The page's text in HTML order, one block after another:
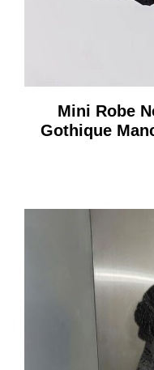
Mini Robe
Gothique